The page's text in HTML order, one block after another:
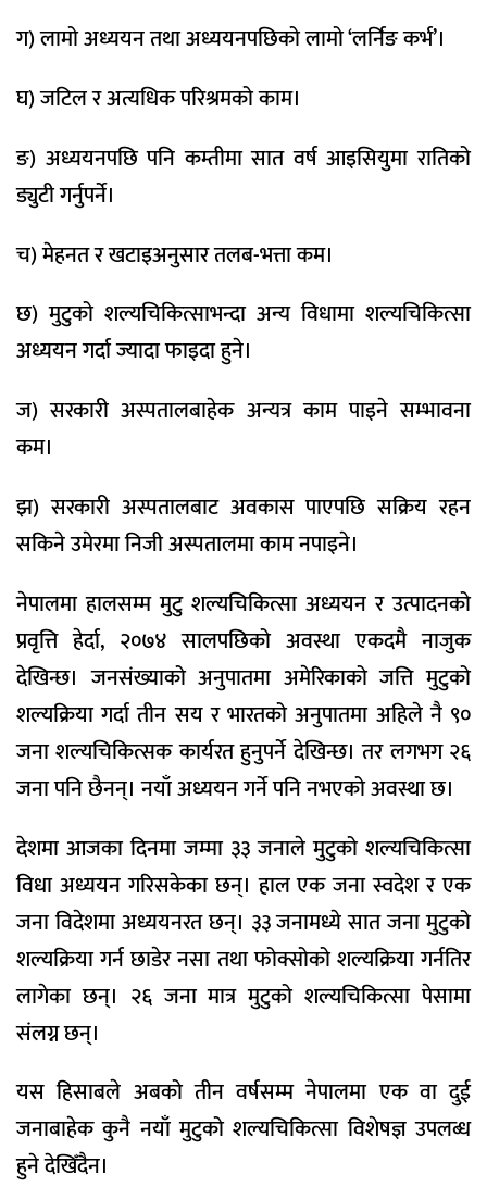
ग) लामो अध्ययन तथा अध्ययनपछिको लामो ‘लर्निङ कर्भ’।
घ) जटिल र अत्यधिक परिश्रमको काम।
ङ) अध्ययनपछि पनि कम्तीमा सात वर्ष आइसियुमा रातिको
ड्युटी गर्नुपर्ने।
च) मेहनत र खटाइअनुसार तलब-भत्ता कम।
छ) मुटुको शल्यचिकित्साभन्दा अन्य विधामा शल्यचिकित्सा
अध्ययन गर्दा ज्यादा फाइदा हुने।
ज) सरकारी अस्पतालबाहेक अन्यत्र काम पाइने सम्भावना
कम।
झ) सरकारी अस्पतालबाट अवकास पाएपछि सक्रिय रहन
सकिने उमेरमा निजी अस्पतालमा काम नपाइने।
नेपालमा हालसम्म मुटु शल्यचिकित्सा अध्ययन र उत्पादनको
प्रवृत्ति हेर्दा, २०७४ सालपछिको अवस्था एकदमै नाजुक
देखिन्छ। जनसंख्याको अनुपातमा अमेरिकाको जत्ति मुटुको
शल्यक्रिया गर्दा तीन सय र भारतको अनुपातमा अहिले नै ९०
जना शल्यचिकित्सक कार्यरत हुनुपर्ने देखिन्छ। तर लगभग २६
जना पनि छैनन्। नयाँ अध्ययन गर्ने पनि नभएको अवस्था छ।
देशमा आजका दिनमा जम्मा ३३ जनाले मुटुको शल्यचिकित्सा
विधा अध्ययन गरिसकेका छन्। हाल एक जना स्वदेश र एक
जना विदेशमा अध्ययनरत छन्। ३३ जनामध्ये सात जना मुटुको
शल्यक्रिया गर्न छाडेर नसा तथा फोक्सोको शल्यक्रिया गर्नतिर
लागेका छन्। २६ जना मात्र मुटुको शल्यचिकित्सा पेसामा
संलग्न छन्।
यस हिसाबले अबको तीन वर्षसम्म नेपालमा एक वा दुई
जनाबाहेक कुनै नयाँ मुटुको शल्यचिकित्सा विशेषज्ञ उपलब्ध
हुने देखिँदैन।